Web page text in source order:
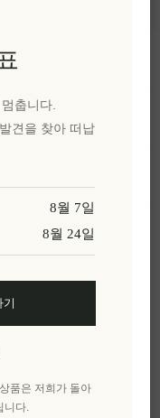
춥니다.
견을 찾아 떠납
8월 7일
8월 24일
품은 저희가 돌아
니다.